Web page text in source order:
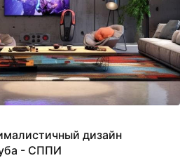
дизайн
- СППИ